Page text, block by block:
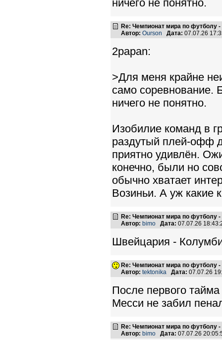
ничего не понятно.
Re: Чемпионат мира по футболу -
Автор: Ourson Дата: 07.07.26
2papan:
>Для меня крайне
само соревнование.
ничего не понятно.
Изобилие команд в
раздутый плей-офф
приятно удивлён.
конечно, были но
обычно хватает
Возиньи. А уж какие
Re: Чемпионат мира по футболу -
Автор: bimo Дата: 07.07.26
Швейцария -
Re: Чемпионат мира по футболу -
Автор: tektonika Дата: 07.07.26
После первого
Месси не забил
Re: Чемпионат мира по футболу -
Автор: bimo Дата: 07.07.26